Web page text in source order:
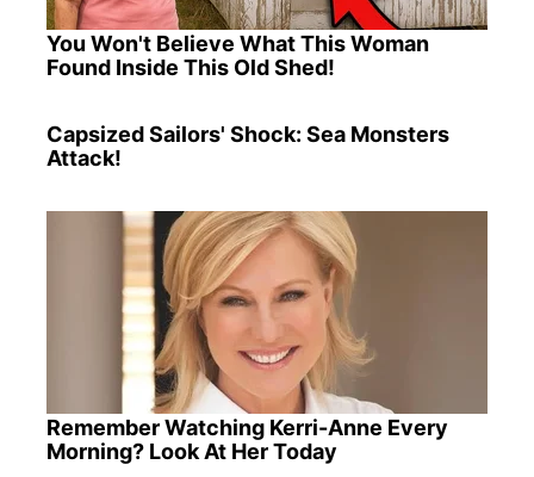
You Won't Believe What This Woman
Found Inside This Old Shed!
Capsized Sailors' Shock: Sea Monsters
Attack!
Remember Watching Kerri-Anne Every
Morning? Look At Her Today